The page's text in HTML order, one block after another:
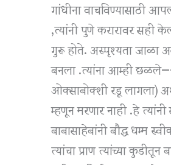
गांधीना वाचविण्यासाठी
,त्यांनी पुणे करारावर
गुरू होते. अस्पृश्यता जाळा
बनला .त्यांना आम्ही
ओक्साबोक्शी रडू लागला)
म्हणून मरणार नाही .हे
बाबासाहेबांनी बौद्ध धम्म
त्यांचा प्राण त्यांच्या